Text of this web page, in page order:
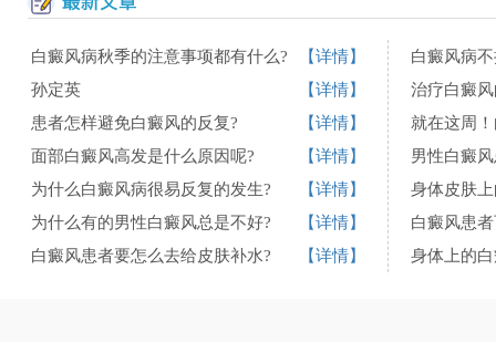
白癜风病秋季的注意事项都有什么?
【详情】
孙定英
【详情】
患者怎样避免白癜风的反复?
【详情】
面部白癜风高发是什么原因呢?
【详情】
为什么白癜风病很易反复的发生?
【详情】
为什么有的男性白癜风总是不好?
【详情】
白癜风患者要怎么去给皮肤补水?
【详情】
白癜风病
治疗白癜
男性白癜
身体皮肤
白癜风患
身体上的